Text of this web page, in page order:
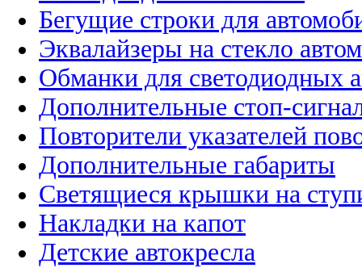
Бегущие строки для
Эквалайзеры на стекло
Обманки для светодиодных
Дополнительные стоп-
Повторители указателей
Дополнительные габариты
Светящиеся крышки на
Накладки на капот
Детские автокресла